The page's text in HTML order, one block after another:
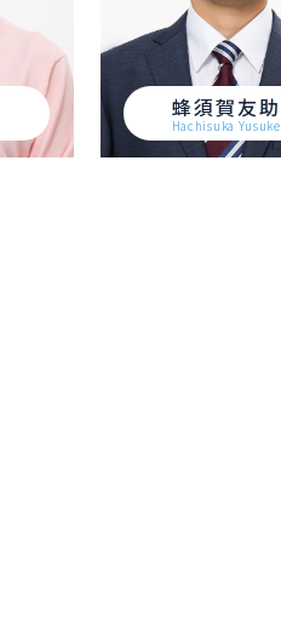
蜂須賀友助
Hachisuka Yusuke